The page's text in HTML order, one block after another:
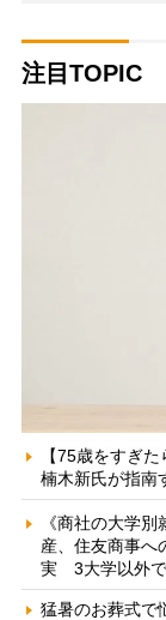
注目TOPIC
【75歳をすぎ
楠木新氏が指南
《商社の大学
産、住友商事へ
実 3大学以外
猛暑のお葬式で